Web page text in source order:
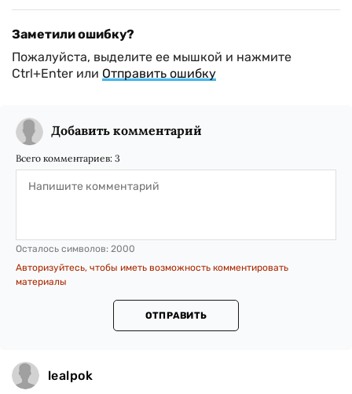
Заметили ошибку?
Пожалуйста, выделите ее мышкой и нажмите
Ctrl+Enter или Отправить ошибку
Добавить комментарий
Всего комментариев: 3
Осталось символов: 2000
Авторизуйтесь, чтобы иметь возможность комментировать
материалы
ОТПРАВИТЬ
lealpok